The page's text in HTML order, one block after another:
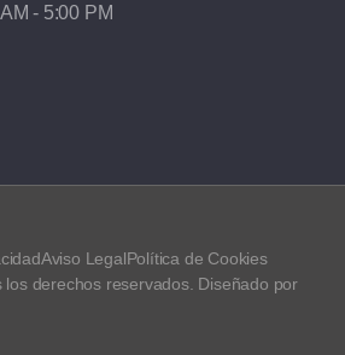
- 5:00 PM
derechos reservados. Diseñado por
Aviso LegalPolítica de Cookies